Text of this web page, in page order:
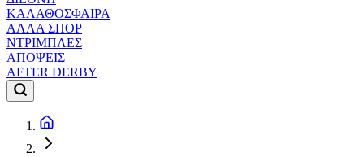
ΚΑΛΑΘΟΣΦΑΙΡΑ
ΑΛΛΑ ΣΠΟΡ
ΝΤΡΙΜΠΛΕΣ
ΑΠΟΨΕΙΣ
AFTER DERBY